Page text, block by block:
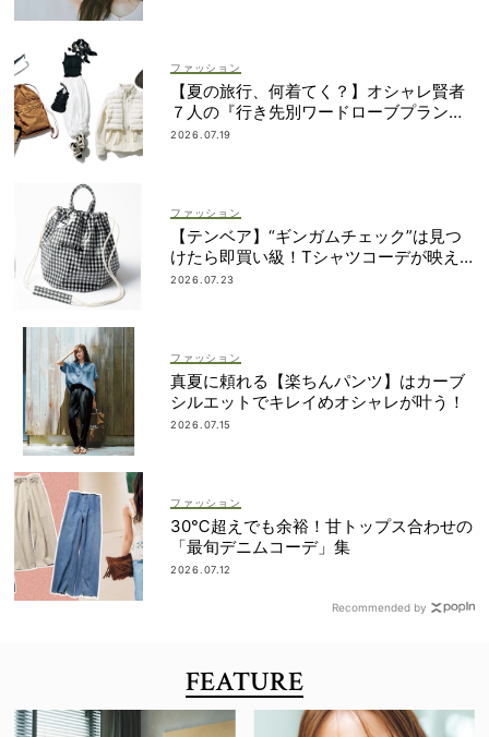
ファッション
【夏の旅行、何着てく？】オシャレ賢者
７人の『行き先別ワードローブプラン』
大公開！
2026.07.19
ファッション
【テンベア】“ギンガムチェック”は見つ
けたら即買い級！Tシャツコーデが映え
る「夏の相棒バッグ」3選
2026.07.23
ファッション
真夏に頼れる【楽ちんパンツ】はカーブ
シルエットでキレイめオシャレが叶う！
2026.07.15
ファッション
30℃超えでも余裕！甘トップス合わせの
「最旬デニムコーデ」集
2026.07.12
Recommended by
FEATURE